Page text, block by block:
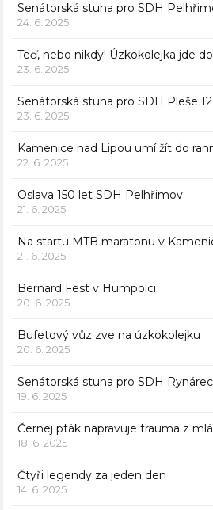
Senátorská stuha pro SDH
24. 6. 2025
Teď, nebo nikdy! Úzkokolejka jde
23. 6. 2025
Senátorská stuha pro SDH Pleše
23. 6. 2025
Kamenice nad Lipou umí žít do
22. 6. 2025
Oslava 150 let SDH Pelhřimov
21. 6. 2025
Na startu MTB maratonu v
21. 6. 2025
Bernard Fest v Humpolci
20. 6. 2025
Bufetový vůz zve na úzkokolejku
20. 6. 2025
Senátorská stuha pro SDH
19. 6. 2025
Černej pták napravuje trauma z
18. 6. 2025
Čtyři legendy za jeden den
14. 6. 2025